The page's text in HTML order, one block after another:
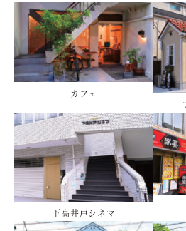
カフェ
下高井戸シネマ